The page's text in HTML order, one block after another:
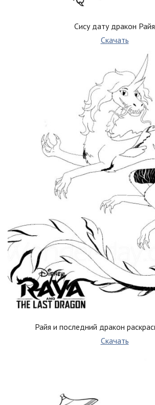
Сису дату дракон Райя
Скачать
Райя и последний дракон
Скачать